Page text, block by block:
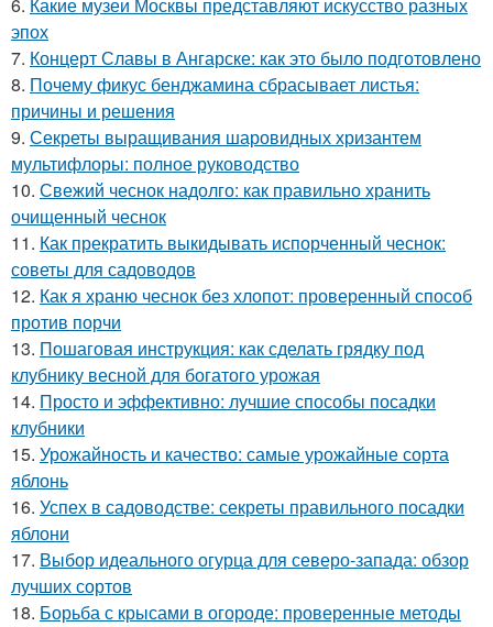
эпох
7. Концерт Славы в Ангарске: как это было подготовлено
8. Почему фикус бенджамина сбрасывает листья:
причины и решения
9. Секреты выращивания шаровидных хризантем
мультифлоры: полное руководство
10. Свежий чеснок надолго: как правильно хранить
очищенный чеснок
11. Как прекратить выкидывать испорченный чеснок:
советы для садоводов
12. Как я храню чеснок без хлопот: проверенный способ
против порчи
13. Пошаговая инструкция: как сделать грядку под
клубнику весной для богатого урожая
14. Просто и эффективно: лучшие способы посадки
клубники
15. Урожайность и качество: самые урожайные сорта
яблонь
16. Успех в садоводстве: секреты правильного посадки
яблони
17. Выбор идеального огурца для северо-запада: обзор
лучших сортов
18. Борьба с крысами в огороде: проверенные методы